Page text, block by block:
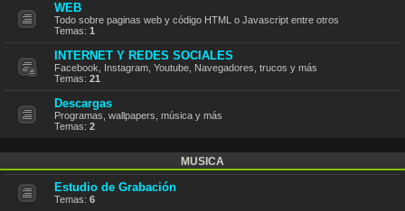
WEB
Todo sobre paginas web y código HTML o Javascript entre otros
Temas: 1
INTERNET Y REDES SOCIALES
Facebook, Instagram, Youtube, Navegadores, trucos y más
Temas: 21
Descargas
Programas, wallpapers, música y más
Temas: 2
MUSICA
Estudio de Grabación
Temas: 6